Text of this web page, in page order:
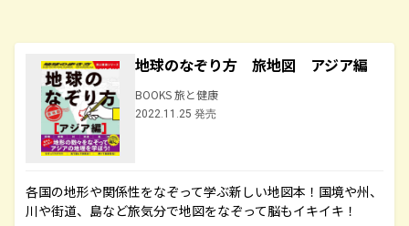
地球のなぞり方 旅地図 アジア編
BOOKS 旅と健康
2022.11.25 発売
各国の地形や関係性をなぞって学ぶ新しい地図本！国境や州、
川や街道、島など旅気分で地図をなぞって脳もイキイキ！